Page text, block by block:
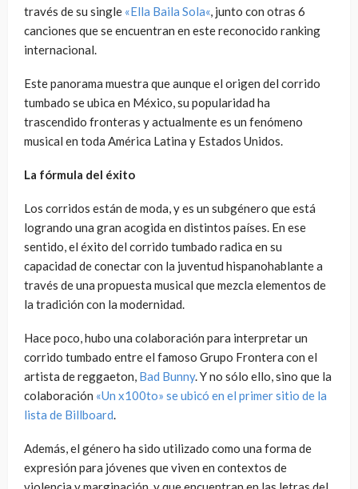
través de su single «Ella Baila Sola«, junto con otras 6
canciones que se encuentran en este reconocido ranking
internacional.
Este panorama muestra que aunque el origen del corrido
tumbado se ubica en México, su popularidad ha
trascendido fronteras y actualmente es un fenómeno
musical en toda América Latina y Estados Unidos.
La fórmula del éxito
Los corridos están de moda, y es un subgénero que está
logrando una gran acogida en distintos países. En ese
sentido, el éxito del corrido tumbado radica en su
capacidad de conectar con la juventud hispanohablante a
través de una propuesta musical que mezcla elementos de
la tradición con la modernidad.
Hace poco, hubo una colaboración para interpretar un
corrido tumbado entre el famoso Grupo Frontera con el
artista de reggaeton, Bad Bunny. Y no sólo ello, sino que la
colaboración «Un x100to» se ubicó en el primer sitio de la
lista de Billboard.
Además, el género ha sido utilizado como una forma de
expresión para jóvenes que viven en contextos de